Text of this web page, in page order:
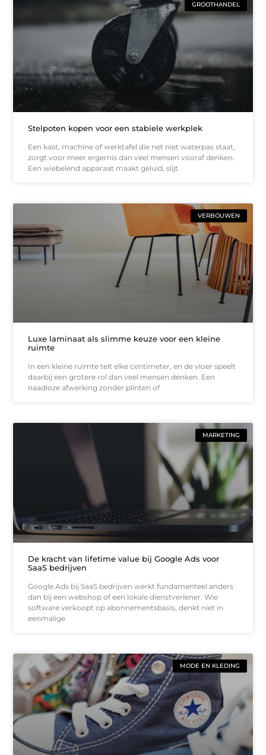
GROOTHANDEL
Stelpoten kopen voor een stabiele werkplek
Een kast, machine of werktafel die net niet waterpas staat,
zorgt voor meer ergernis dan veel mensen vooraf denken.
Een wiebelend apparaat maakt geluid, slijt
VERBOUWEN
Luxe laminaat als slimme keuze voor een kleine
ruimte
In een kleine ruimte telt elke centimeter, en de vloer speelt
daarbij een grotere rol dan veel mensen denken. Een
naadloze afwerking zonder plinten of
MARKETING
De kracht van lifetime value bij Google Ads voor
SaaS bedrijven
Google Ads bij SaaS bedrijven werkt fundamenteel anders
dan bij een webshop of een lokale dienstverlener. Wie
software verkoopt op abonnementsbasis, denkt niet in
eenmalige
MODE EN KLEDING